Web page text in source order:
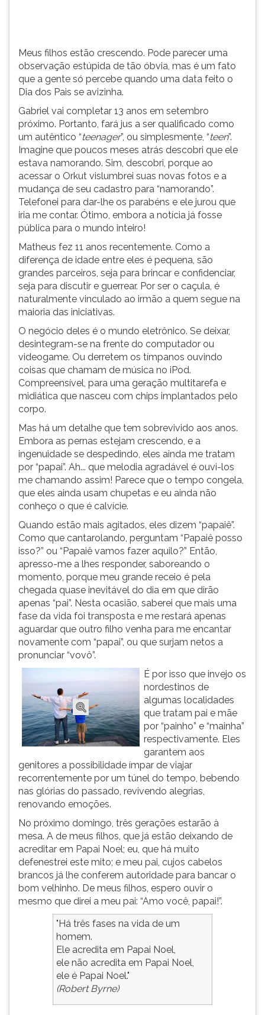
pausar
pressione
(primeira
tecla
esquerda
para
continuar
pressione
(primeira
tecla
direita
Para
menu
principal
pressione
tecla
depois
Pressione
ouvir
essa
instrução
novamente.
Meus filhos estão crescendo. Pode parecer uma
observação estúpida de tão óbvia, mas é um fato
que a gente só percebe quando uma data feito o
Dia dos Pais se avizinha.
Gabriel vai completar 13 anos em setembro
próximo. Portanto, fará jus a ser qualificado como
um autêntico “teenager”, ou simplesmente, “teen”.
Imagine que poucos meses atrás descobri que ele
estava namorando. Sim, descobri, porque ao
acessar o Orkut vislumbrei suas novas fotos e a
mudança de seu cadastro para “namorando”.
Telefonei para dar-lhe os parabéns e ele jurou que
iria me contar. Ótimo, embora a notícia já fosse
pública para o mundo inteiro!
Matheus fez 11 anos recentemente. Como a
diferença de idade entre eles é pequena, são
grandes parceiros, seja para brincar e confidenciar,
seja para discutir e guerrear. Por ser o caçula, é
naturalmente vinculado ao irmão a quem segue na
maioria das iniciativas.
O negócio deles é o mundo eletrônico. Se deixar,
desintegram-se na frente do computador ou
videogame. Ou derretem os tímpanos ouvindo
coisas que chamam de música no iPod.
Compreensível, para uma geração multitarefa e
midiática que nasceu com chips implantados pelo
corpo.
Mas há um detalhe que tem sobrevivido aos anos.
Embora as pernas estejam crescendo, e a
ingenuidade se despedindo, eles ainda me tratam
por “papai”. Ah... que melodia agradável é ouvi-los
me chamando assim! Parece que o tempo congela,
que eles ainda usam chupetas e eu ainda não
conheço o que é calvície.
Quando estão mais agitados, eles dizem “papaiê”.
Como que cantarolando, perguntam “Papaiê posso
isso?” ou “Papaiê vamos fazer aquilo?” Então,
apresso-me a lhes responder, saboreando o
momento, porque meu grande receio é pela
chegada quase inevitável do dia em que dirão
apenas “pai”. Nesta ocasião, saberei que mais uma
fase da vida foi transposta e me restará apenas
aguardar que outro filho venha para me encantar
novamente com “papai”, ou que surjam netos a
pronunciar “vovô”.
É por isso que invejo os
nordestinos de
algumas localidades
que tratam pai e mãe
por “painho” e “mainha”
respectivamente. Eles
garantem aos
genitores a possibilidade ímpar de viajar
recorrentemente por um túnel do tempo, bebendo
nas glórias do passado, revivendo alegrias,
renovando emoções.
No próximo domingo, três gerações estarão à
mesa. A de meus filhos, que já estão deixando de
acreditar em Papai Noel; eu, que há muito
defenestrei este mito; e meu pai, cujos cabelos
brancos já lhe conferem autoridade para bancar o
bom velhinho. De meus filhos, espero ouvir o
mesmo que direi a meu pai: “Amo você, papai!”.
"Há três fases na vida de um
homem.
Ele acredita em Papai Noel,
ele não acredita em Papai Noel,
ele é Papai Noel."
(Robert Byrne)